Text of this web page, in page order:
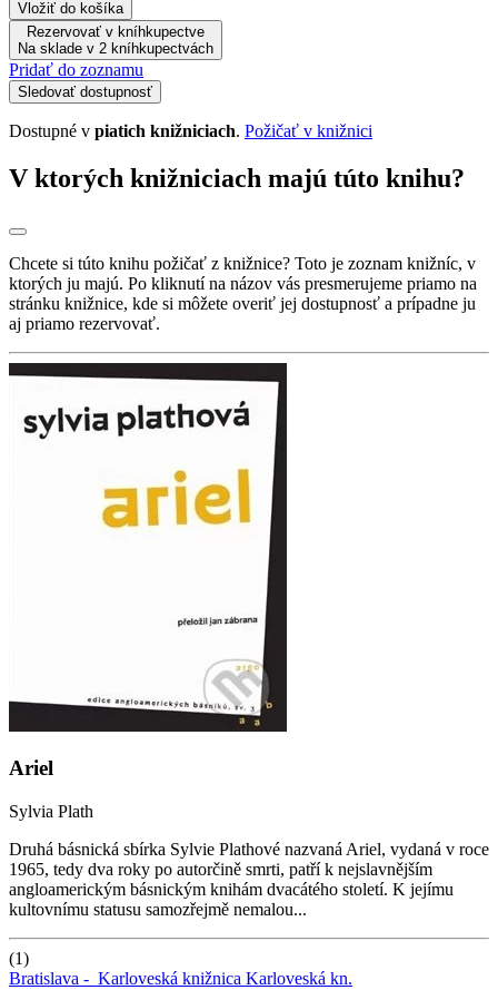
Vložiť do košíka
Rezervovať v kníhkupectve
Na sklade v 2 kníhkupectvách
Pridať do zoznamu
Sledovať dostupnosť
Dostupné v piatich knižniciach. Požičať v knižnici
V ktorých knižniciach majú túto knihu?
Chcete si túto knihu požičať z knižnice? Toto je zoznam knižníc, v
ktorých ju majú. Po kliknutí na názov vás presmerujeme priamo na
stránku knižnice, kde si môžete overiť jej dostupnosť a prípadne ju
aj priamo rezervovať.
Ariel
Sylvia Plath
Druhá básnická sbírka Sylvie Plathové nazvaná Ariel, vydaná v roce
1965, tedy dva roky po autorčině smrti, patří k nejslavnějším
angloamerickým básnickým knihám dvacátého století. K jejímu
kultovnímu statusu samozřejmě nemalou...
(1)
Bratislava - Karloveská knižnica Karloveská kn.